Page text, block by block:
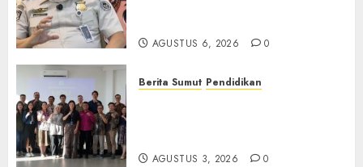
AGUSTUS 6, 2026 0
Berita Sumut Pendidikan
AGUSTUS 3, 2026 0